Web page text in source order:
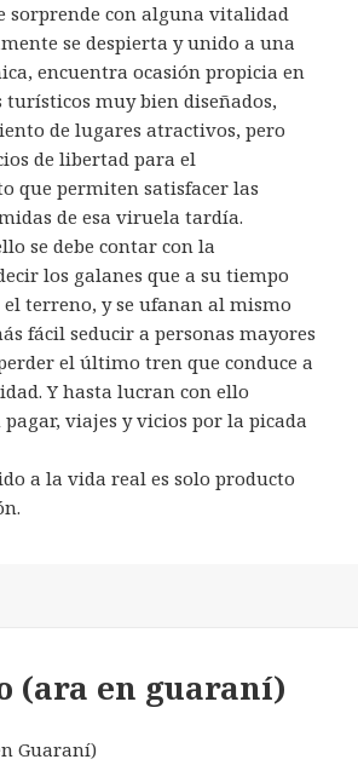
sorprende con alguna vitalidad
se despierta y unido a una
encuentra ocasión propicia en
muy bien diseñados,
de lugares atractivos, pero
de libertad para el
que permiten satisfacer las
de esa viruela tardía.
se debe contar con la
los galanes que a su tiempo
terreno, y se ufanan al mismo
fácil seducir a personas mayores
el último tren que conduce a
Y hasta lucran con ello
pagar, viajes y vicios por la picada
a la vida real es solo producto
(ara en guaraní)
Guaraní)